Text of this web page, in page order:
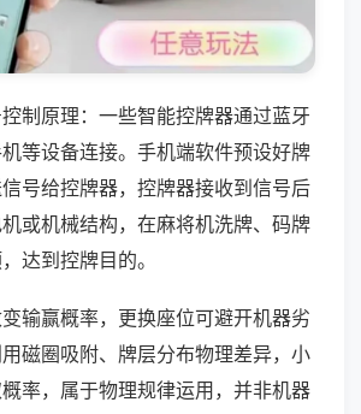
制原理：一些智能控牌器通过蓝牙
等设备连接。手机端软件预设好牌
号给控牌器，控牌器接收到信号后
或机械结构，在麻将机洗牌、码牌
达到控牌目的。
输赢概率，更换座位可避开机器劣
磁圈吸附、牌层分布物理差异，小
率，属于物理规律运用，并非机器